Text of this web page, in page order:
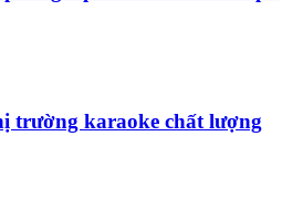
trường karaoke chất lượng